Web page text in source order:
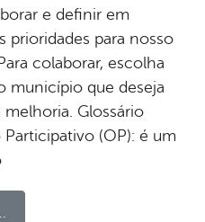
e definir em
prioridades para nosso
colaborar, escolha
município que deseja
melhoria. Glossário
(OP): é um